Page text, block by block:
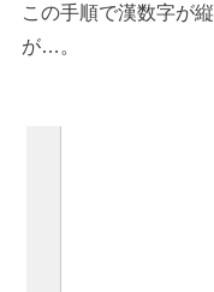
この手順で漢数字が
が…。